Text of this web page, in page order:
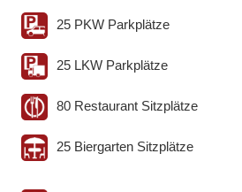
25 PKW Parkplätze
25 LKW Parkplätze
80 Restaurant Sitzplätze
25 Biergarten Sitzplätze